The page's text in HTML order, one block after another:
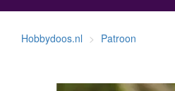
Hobbydoos.nl Patroon